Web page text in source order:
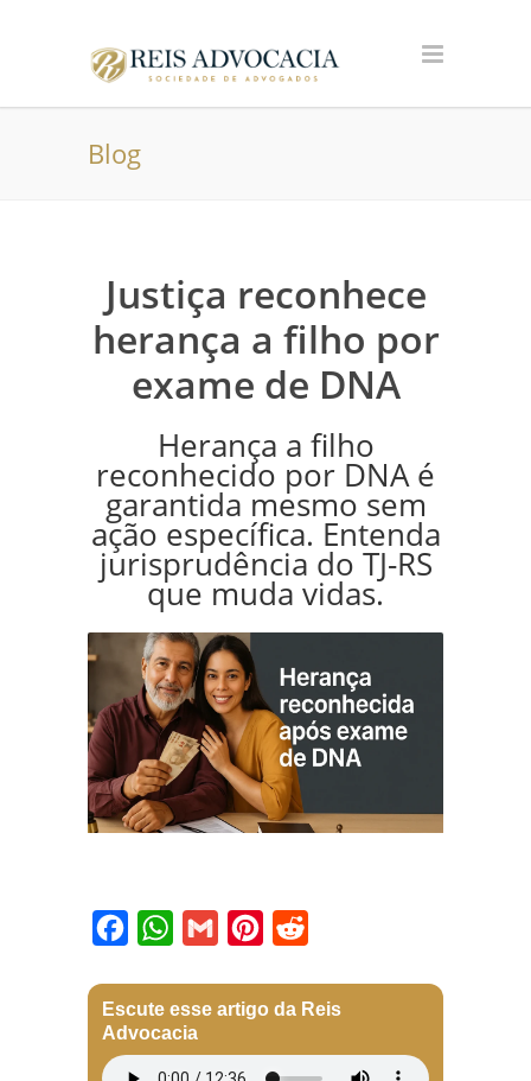
Blog
Justiça reconhece
herança a filho por
exame de DNA
Herança a filho
reconhecido por DNA é
garantida mesmo sem
ação específica. Entenda
jurisprudência do TJ-RS
que muda vidas.
Escute esse artigo da Reis
Advocacia